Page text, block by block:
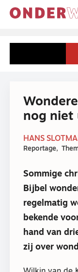
nog niet
HANS
Reportage
Sommige
Bijbel
regelmatig
bekende
hand van
zij over